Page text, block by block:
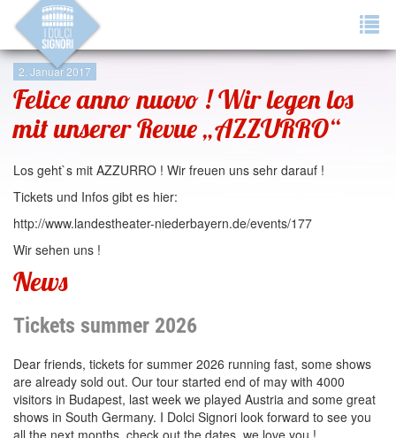
2. Januar 2017
Felice anno nuovo ! Wir legen los
mit unserer Revue „AZZURRO“
Los geht`s mit AZZURRO ! Wir freuen uns sehr darauf !
Tickets und Infos gibt es hier:
http://www.landestheater-niederbayern.de/events/177
Wir sehen uns !
News
Tickets summer 2026
Dear friends, tickets for summer 2026 running fast, some shows
are already sold out. Our tour started end of may with 4000
visitors in Budapest, last week we played Austria and some great
shows in South Germany. I Dolci Signori look forward to see you
all the next months, check out the dates, we love you !